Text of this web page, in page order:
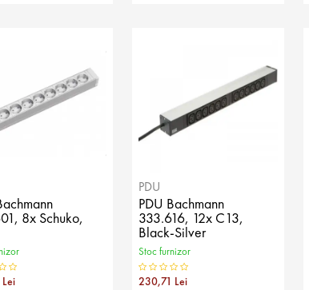
8x Schuko,
PDU
PDU Bachmann
333.616, 12x C13,
Black-Silver
Stoc furnizor
230,71 Lei